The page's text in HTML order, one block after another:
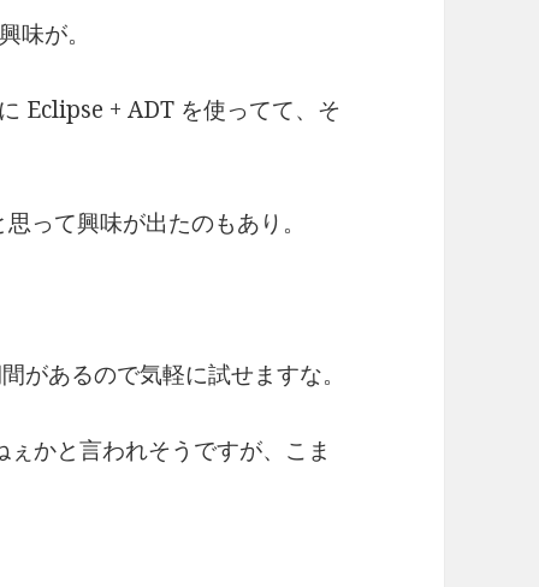
味が。
Eclipse + ADT を使ってて、そ
って興味が出たのもあり。
があるので気軽に試せますな。
かと言われそうですが、こま